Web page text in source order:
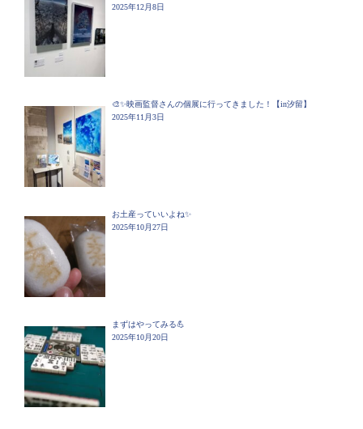
2025年12月8日
🎨✨映画監督さんの個展に行ってきました！【in汐留】
2025年11月3日
お土産っていいよね✨
2025年10月27日
まずはやってみる💪
2025年10月20日